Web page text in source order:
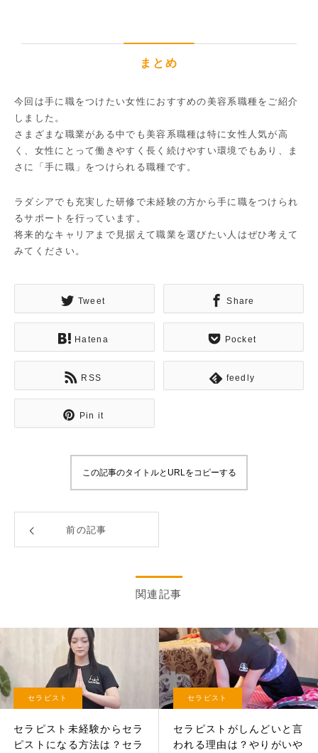
まとめ
今回は手に職をつけたい女性におすすめの美容系職種をご紹介
しました。
さまざまな職業がある中でも美容系職種は特に女性人気が高
く、女性にとって働きやすく長く続けやすい環境でもあり、ま
さに「手に職」をつけられる職種です。
ラダシアでも充実した研修で未経験の方から手に職をつけられ
るサポートを行っています。
将来的なキャリアまで見据えて職業を選びたい人はぜひ考えて
みてください。
Tweet Share
Hatena Pocket
RSS feedly
Pin it
この記事のタイトルとURLをコピーする
前の記事
関連記事
セラピスト
セラピスト未経験からセラ
ピストになる方法は？セラ
セラピスト
セラピストがしんどいと言
われる理由は？やりがいや